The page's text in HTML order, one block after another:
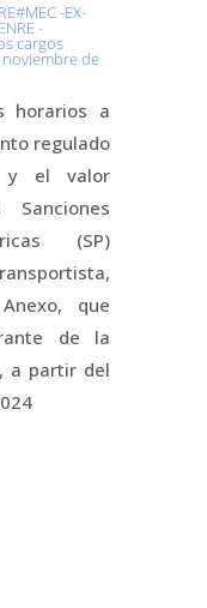
-EX-
-
cargos
de
horarios a
regulado
y el valor
(SP)
que
de la
a partir del